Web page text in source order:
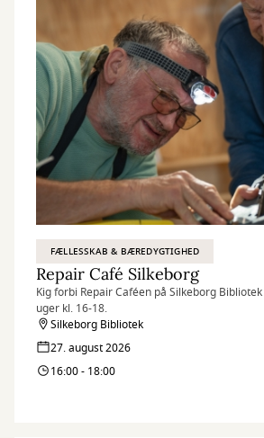
FÆLLESSKAB & BÆREDYGTIGHED
Repair Café Silkeborg
Kig forbi Repair Caféen på Silkeborg
uger kl. 16-18.
Silkeborg Bibliotek
27. august 2026
16:00 - 18:00